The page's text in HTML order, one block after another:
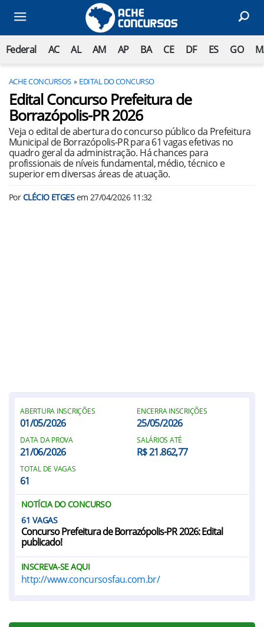
Federal AC AL AM AP BA CE DF ES GO
ACHE CONCURSOS EDITAL DO CONCURSO
Edital Concurso Prefeitura de
Borrazópolis-PR 2026
Veja o edital de abertura do concurso público da Prefeitura
Municipal de Borrazópolis-PR para 61 vagas efetivas no
quadro geral da administração. Há chances para
profissionais de níveis fundamental, médio, técnico e
superior em diversas áreas de atuação.
PorCLÉCIO ETGESem 27/04/2026 11:32
ABERTURA INSCRIÇÕES
01/05/2026
ENCERRA INSCRIÇÕES
25/05/2026
DATA DA PROVA
21/06/2026
SALÁRIOS ATÉ
R$ 21.862,77
TOTAL DE VAGAS
61
NOTÍCIA DO CONCURSO
61
Concurso Prefeitura de Borrazópolis-PR 2026: Edital
publicado!
INSCREVA-SE AQUI
http://www.concursosfau.com.br/